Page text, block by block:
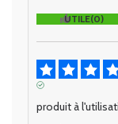
UTILE(0)
produit à